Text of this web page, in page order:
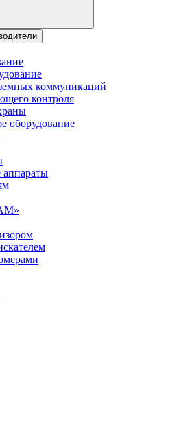
коммуникаций
контроля
оборудование
аппараты